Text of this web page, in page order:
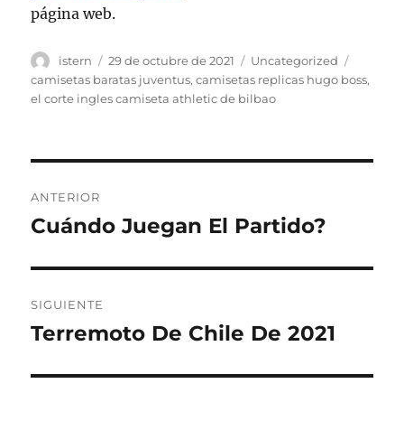
página web.
Autor
istern
Publicado
el
29 de octubre de 2021 Categorías
Uncategorized
camisetas baratas juventus,camisetas replicas hugo boss,
el corte ingles camiseta athletic de bilbao
de
ANTERIOR
Entrada
Cuándo Juegan El Partido?
SIGUIENTE
Entrada
Terremoto De Chile De 2021